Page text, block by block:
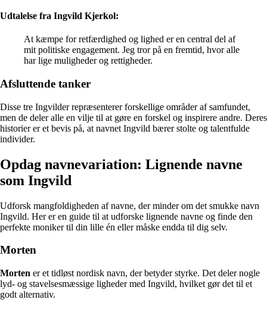
Udtalelse fra Ingvild Kjerkol:
At kæmpe for retfærdighed og lighed er en central del af
mit politiske engagement. Jeg tror på en fremtid, hvor alle
har lige muligheder og rettigheder.
Afsluttende tanker
Disse tre Ingvilder repræsenterer forskellige områder af samfundet,
men de deler alle en vilje til at gøre en forskel og inspirere andre. Deres
historier er et bevis på, at navnet Ingvild bærer stolte og talentfulde
individer.
Opdag navnevariation: Lignende navne
som Ingvild
Udforsk mangfoldigheden af navne, der minder om det smukke navn
Ingvild. Her er en guide til at udforske lignende navne og finde den
perfekte moniker til din lille én eller måske endda til dig selv.
Morten
Morten er et tidløst nordisk navn, der betyder styrke. Det deler nogle
lyd- og stavelsesmæssige ligheder med Ingvild, hvilket gør det til et
godt alternativ.